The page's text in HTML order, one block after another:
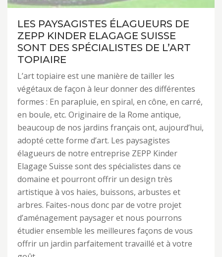
LES PAYSAGISTES ÉLAGUEURS DE
ZEPP KINDER ELAGAGE SUISSE
SONT DES SPÉCIALISTES DE L’ART
TOPIAIRE
L’art topiaire est une manière de tailler les
végétaux de façon à leur donner des différentes
formes : En parapluie, en spiral, en cône, en carré,
en boule, etc. Originaire de la Rome antique,
beaucoup de nos jardins français ont, aujourd’hui,
adopté cette forme d’art. Les paysagistes
élagueurs de notre entreprise ZEPP Kinder
Elagage Suisse sont des spécialistes dans ce
domaine et pourront offrir un design très
artistique à vos haies, buissons, arbustes et
arbres. Faites-nous donc par de votre projet
d’aménagement paysager et nous pourrons
étudier ensemble les meilleures façons de vous
offrir un jardin parfaitement travaillé et à votre